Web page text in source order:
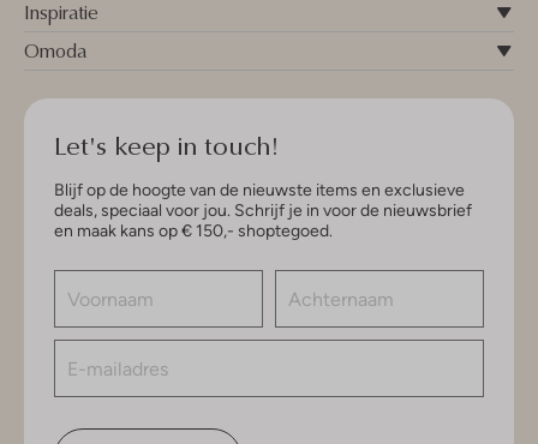
Inspiratie
Omoda
Let's keep in touch!
Blijf op de hoogte van de nieuwste items en exclusieve
deals, speciaal voor jou. Schrijf je in voor de nieuwsbrief
en maak kans op € 150,- shoptegoed.